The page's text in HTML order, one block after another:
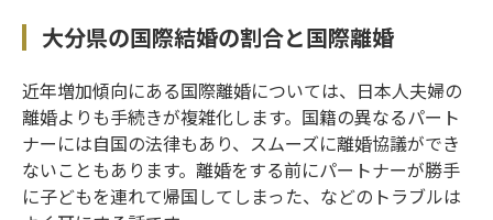
大分県の国際結婚の割合と国際離婚
近年増加傾向にある国際離婚については、日本人夫婦の
離婚よりも手続きが複雑化します。国籍の異なるパート
ナーには自国の法律もあり、スムーズに離婚協議ができ
ないこともあります。離婚をする前にパートナーが勝手
に子どもを連れて帰国してしまった、などのトラブルは